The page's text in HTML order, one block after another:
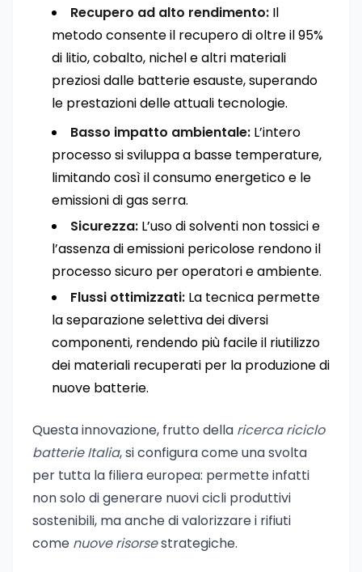
Recupero ad alto rendimento: Il
metodo consente il recupero di oltre il 95%
di litio, cobalto, nichel e altri materiali
preziosi dalle batterie esauste, superando
le prestazioni delle attuali tecnologie.
Basso impatto ambientale: L’intero
processo si sviluppa a basse temperature,
limitando così il consumo energetico e le
emissioni di gas serra.
Sicurezza: L’uso di solventi non tossici e
l’assenza di emissioni pericolose rendono il
processo sicuro per operatori e ambiente.
Flussi ottimizzati: La tecnica permette
la separazione selettiva dei diversi
componenti, rendendo più facile il riutilizzo
dei materiali recuperati per la produzione di
nuove batterie.
Questa innovazione, frutto della ricerca riciclo
batterie Italia, si configura come una svolta
per tutta la filiera europea: permette infatti
non solo di generare nuovi cicli produttivi
sostenibili, ma anche di valorizzare i rifiuti
come nuove risorsestrategiche.